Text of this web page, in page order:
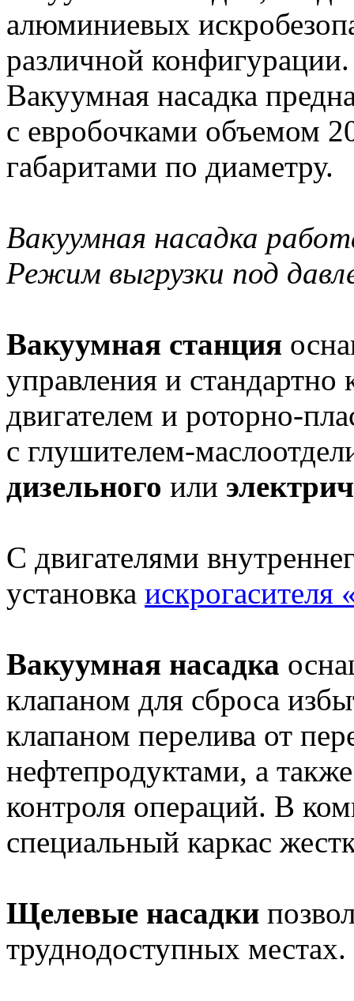
алюминиевых
различной конфигурации.
Вакуумная насадка
с евробочками объемом
габаритами по диаметру.
Вакуумная насадка
Режим выгрузки под
Вакуумная станция
управления и стандартно
двигателем и роторно-
с глушителем-
дизельного или
С двигателями
установка
Вакуумная насадка
клапаном для сброса
клапаном перелива от
нефтепродуктами, а
контроля операций. В
специальный каркас
Щелевые насадки
труднодоступных местах.